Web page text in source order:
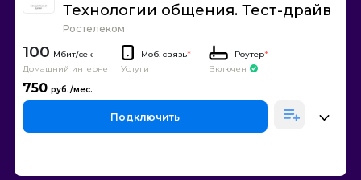
Технологии общения. Тест-драйв
Ростелеком
100
Домашний интернет
Моб. связь*
Услуги
Роутер*
Включен
750
Подключить